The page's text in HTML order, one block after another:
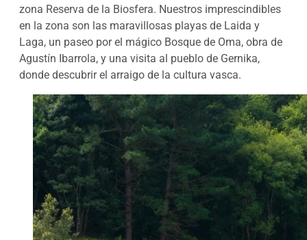
zona Reserva de la Biosfera. Nuestros imprescindibles
en la zona son las maravillosas playas de Laida y
Laga, un paseo por el mágico Bosque de Oma, obra de
Agustín Ibarrola, y una visita al pueblo de Gernika,
donde descubrir el arraigo de la cultura vasca.